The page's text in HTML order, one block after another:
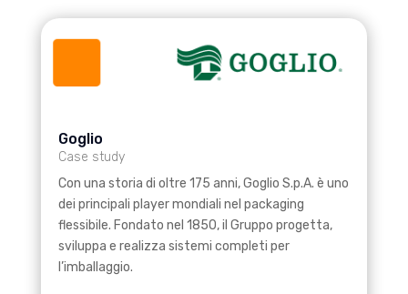
Goglio
Case study
Con una storia di oltre 175 anni, Goglio S.p.A. è uno
dei principali player mondiali nel packaging
flessibile. Fondato nel 1850, il Gruppo progetta,
sviluppa e realizza sistemi completi per
l’imballaggio.